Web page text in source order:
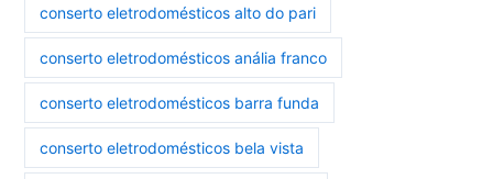
conserto eletrodomésticos alto do pari
conserto eletrodomésticos anália franco
conserto eletrodomésticos barra funda
conserto eletrodomésticos bela vista